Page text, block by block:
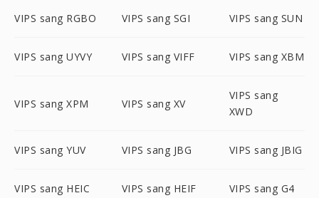
VIPS sang RGBO VIPS sang SGI VIPS sang SUN
VIPS sang UYVY VIPS sang VIFF VIPS sang XBM
VIPS sang XPM VIPS sang XV
VIPS sang
XWD
VIPS sang YUV VIPS sang JBG VIPS sang JBIG
VIPS sang HEIC VIPS sang HEIF VIPS sang G4